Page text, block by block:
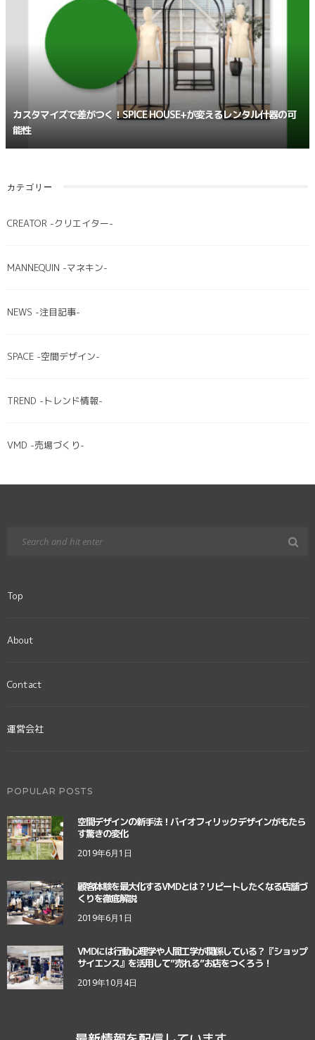
カスタマイズで差がつく！SPICE HOUSE+が変えるレンタル什器の可
能性
カテゴリー
CREATOR -クリエイター-
MANNEQUIN -マネキン-
NEWS -注目記事-
SPACE -空間デザイン-
TREND -トレンド情報-
VMD -売場づくり-
Top
About
Contact
運営会社
POPULAR POSTS
空間デザインの新手法！バイオフィリックデザインがもたら
す驚きの変化
2019年6月1日
顧客体験を最大化するVMDとは？リピートしたくなる店舗づ
くりを徹底解説
2019年6月1日
VMDには行動心理学や人間工学が関係している？『ショップ
サイエンス』を活用して”売れる”お店をつくろう！
2019年10月4日